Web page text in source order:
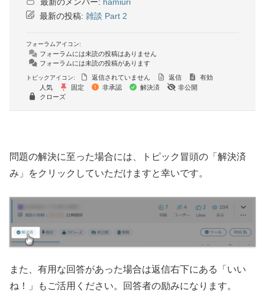
最新の投稿: 雑談 Part 2
フォーラムアイコン:
フォーラムには未読の投稿はありません
フォーラムには未読の投稿があります
トピックアイコン: 返信されていません 返信
有効
人気
固定 非承認 解決済
非公開
クローズ
問題の解決に至った場合には、トピック冒頭の「解決済
み」をクリックしていただけますと幸いです。
また、有用な回答があった場合は返信右下にある「いい
ね！」もご活用ください。回答者の励みになります。